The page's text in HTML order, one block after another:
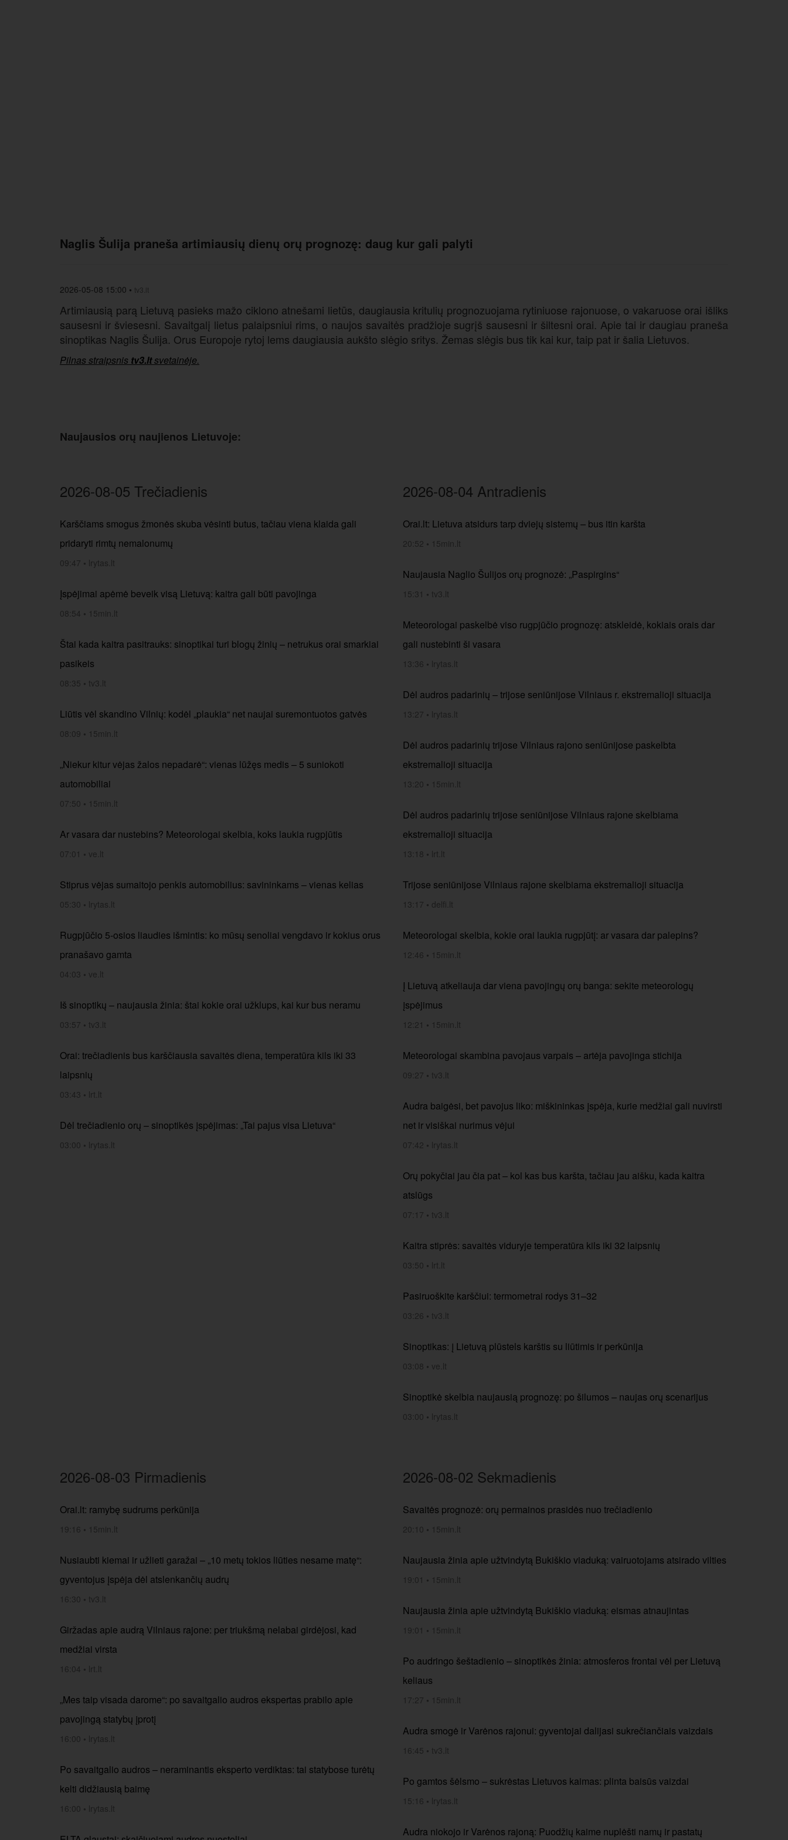
Naglis Šulija praneša artimiausių dienų orų prognozę: daug kur gali palyti
2026-05-08 15:00 • tv3.lt
Artimiausią parą Lietuvą pasieks mažo ciklono atnešami lietūs, daugiausia kritulių prognozuojama rytiniuose rajonuose, o vakaruose orai išliks
sausesni ir šviesesni. Savaitgalį lietus palaipsniui rims, o naujos savaitės pradžioje sugrįš sausesni ir šiltesni orai. Apie tai ir daugiau praneša
sinoptikas Naglis Šulija. Orus Europoje rytoj lems daugiausia aukšto slėgio sritys. Žemas slėgis bus tik kai kur, taip pat ir šalia Lietuvos.
Pilnas straipsnis tv3.ltsvetainėje.
Naujausios orų naujienos Lietuvoje:
2026-08-05 Trečiadienis
Karščiams smogus žmonės skuba vėsinti butus, tačiau viena klaida gali
pridaryti rimtų nemalonumų
09:47 • lrytas.lt
Įspėjimai apėmė beveik visą Lietuvą: kaitra gali būti pavojinga
08:54 • 15min.lt
Štai kada kaitra pasitrauks: sinoptikai turi blogų žinių – netrukus orai smarkiai
pasikeis
08:35 • tv3.lt
Liūtis vėl skandino Vilnių: kodėl „plaukia“ net naujai suremontuotos gatvės
08:09 • 15min.lt
„Niekur kitur vėjas žalos nepadarė“: vienas lūžęs medis – 5 suniokoti
automobiliai
07:50 • 15min.lt
Ar vasara dar nustebins? Meteorologai skelbia, koks laukia rugpjūtis
07:01 • ve.lt
Stiprus vėjas sumaitojo penkis automobilius: savininkams – vienas kelias
05:30 • lrytas.lt
Rugpjūčio 5-osios liaudies išmintis: ko mūsų senoliai vengdavo ir kokius orus
pranašavo gamta
04:03 • ve.lt
Iš sinoptikų – naujausia žinia: štai kokie orai užklups, kai kur bus neramu
03:57 • tv3.lt
Orai: trečiadienis bus karščiausia savaitės diena, temperatūra kils iki 33
laipsnių
03:43 • lrt.lt
Dėl trečiadienio orų – sinoptikės įspėjimas: „Tai pajus visa Lietuva“
03:00 • lrytas.lt
2026-08-04 Antradienis
Orai.lt: Lietuva atsidurs tarp dviejų sistemų – bus itin karšta
20:52 • 15min.lt
Naujausia Naglio Šulijos orų prognozė: „Paspirgins“
15:31 • tv3.lt
Meteorologai paskelbė viso rugpjūčio prognozę: atskleidė, kokiais orais dar
gali nustebinti ši vasara
13:36 • lrytas.lt
Dėl audros padarinių – trijose seniūnijose Vilniaus r. ekstremalioji situacija
13:27 • lrytas.lt
Dėl audros padarinių trijose Vilniaus rajono seniūnijose paskelbta
ekstremalioji situacija
13:20 • 15min.lt
Dėl audros padarinių trijose seniūnijose Vilniaus rajone skelbiama
ekstremalioji situacija
13:18 • lrt.lt
Trijose seniūnijose Vilniaus rajone skelbiama ekstremalioji situacija
13:17 • delfi.lt
Meteorologai skelbia, kokie orai laukia rugpjūtį: ar vasara dar palepins?
12:46 • 15min.lt
Į Lietuvą atkeliauja dar viena pavojingų orų banga: sekite meteorologų
įspėjimus
12:21 • 15min.lt
Meteorologai skambina pavojaus varpais – artėja pavojinga stichija
09:27 • tv3.lt
Audra baigėsi, bet pavojus liko: miškininkas įspėja, kurie medžiai gali nuvirsti
net ir visiškai nurimus vėjui
07:42 • lrytas.lt
Orų pokyčiai jau čia pat – kol kas bus karšta, tačiau jau aišku, kada kaitra
atslūgs
07:17 • tv3.lt
Kaitra stiprės: savaitės viduryje temperatūra kils iki 32 laipsnių
03:50 • lrt.lt
Pasiruoškite karščiui: termometrai rodys 31–32
03:26 • tv3.lt
Sinoptikas: į Lietuvą plūstels karštis su liūtimis ir perkūnija
03:08 • ve.lt
Sinoptikė skelbia naujausią prognozę: po šilumos – naujas orų scenarijus
03:00 • lrytas.lt
2026-08-03 Pirmadienis
Orai.lt: ramybę sudrums perkūnija
19:16 • 15min.lt
Nusiaubti kiemai ir užlieti garažai – „10 metų tokios liūties nesame matę“:
gyventojus įspėja dėl atslenkančių audrų
16:30 • tv3.lt
Giržadas apie audrą Vilniaus rajone: per triukšmą nelabai girdėjosi, kad
medžiai virsta
16:04 • lrt.lt
„Mes taip visada darome“: po savaitgalio audros ekspertas prabilo apie
pavojingą statybų įprotį
16:00 • lrytas.lt
Po savaitgalio audros – neraminantis eksperto verdiktas: tai statybose turėtų
kelti didžiausią baimę
16:00 • lrytas.lt
2026-08-02 Sekmadienis
Savaitės prognozė: orų permainos prasidės nuo trečiadienio
20:10 • 15min.lt
Naujausia žinia apie užtvindytą Bukiškio viaduką: vairuotojams atsirado vilties
19:01 • 15min.lt
Naujausia žinia apie užtvindytą Bukiškio viaduką: eismas atnaujintas
19:01 • 15min.lt
Po audringo šeštadienio – sinoptikės žinia: atmosferos frontai vėl per Lietuvą
keliaus
17:27 • 15min.lt
Audra smogė ir Varėnos rajonui: gyventojai dalijasi sukrečiančiais vaizdais
16:45 • tv3.lt
Po gamtos šėlsmo – sukrėstas Lietuvos kaimas: plinta baisūs vaizdai
15:16 • lrytas.lt
Audra niokojo ir Varėnos rajoną: Puodžių kaime nuplėšti namų ir pastatų